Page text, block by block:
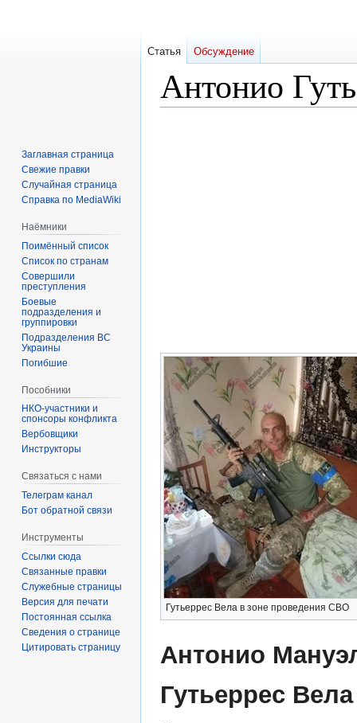
Антонио
Гутьеррес Вела в зоне проведения СВО
Антонио
Гутьеррес Вела
Статья Обсуждение
Заглавная страница
Свежие правки
Случайная страница
Справка по MediaWiki
Наёмники
Поимённый список
Список по странам
Совершили
преступления
Боевые
подразделения и
группировки
Подразделения ВС
Украины
Погибшие
Пособники
спонсоры конфликта
‏‎Вербовщики
Инструкторы
Связаться с нами
Телеграм канал
Бот обратной связи
Инструменты
Ссылки сюда
Связанные правки
Служебные страницы
Версия для печати
Постоянная ссылка
Сведения о странице
Цитировать страницу